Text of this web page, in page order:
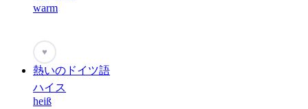
warm
♥
熱いのドイツ語
ハイス
heiß